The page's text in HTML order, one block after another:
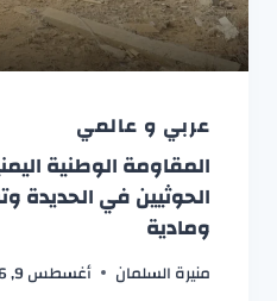
عربي و عالمي
المقاومة الوطنية
الحوثيين في الحديدة
ومادية
منيرة السلمان أغسطس 9, 2026